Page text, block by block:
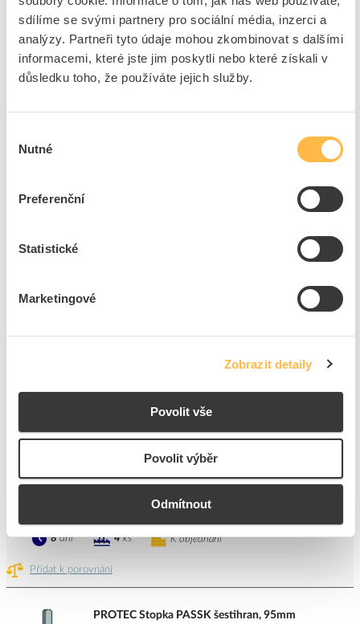
sdílíme se svými partnery pro sociální média, inzerci a
analýzy. Partneři tyto údaje mohou zkombinovat s dalšími
informacemi, které jste jim poskytli nebo které získali v
důsledku toho, že používáte jejich služby.
souhlasu
Nutné
Preferenční
Statistické
Marketingové
Zobrazit detaily
Povolit vše
Povolit výběr
Odmítnout
Přidat k porovnání
Cena s DPH 1 871,91 Kč/ks
do košíku
PROTEC Vrták PZB9 HM 8x120mm středící
05105732
Přidat k porovnání
K objednání
8dní 4 ks
PROTEC Stopka PASSK šestihran, 95mm